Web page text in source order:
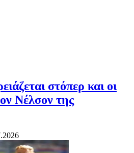
στόπερ και οι
Νέλσον της